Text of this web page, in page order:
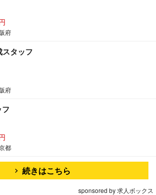
府
タッフ
府
都
続きはこちら
sponsored by 求人ボックス